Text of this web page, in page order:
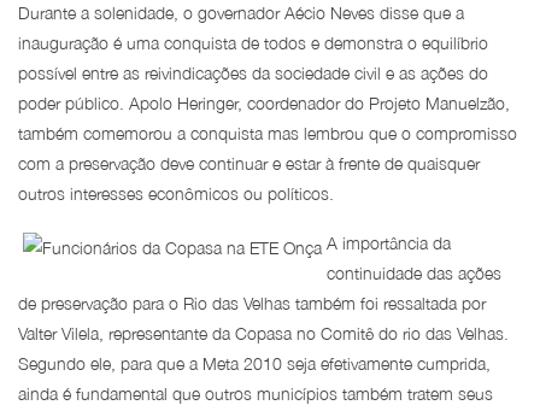
Durante a solenidade, o governador Aécio Neves disse que a
inauguração é uma conquista de todos e demonstra o equilíbrio
possível entre as reivindicações da sociedade civil e as ações do
poder público. Apolo Heringer, coordenador do Projeto Manuelzão,
também comemorou a conquista mas lembrou que o compromisso
com a preservação deve continuar e estar à frente de quaisquer
outros interesses econômicos ou políticos.
A importância da
continuidade das ações
de preservação para o Rio das Velhas também foi ressaltada por
Valter Vilela, representante da Copasa no Comitê do rio das Velhas.
Segundo ele, para que a Meta 2010 seja efetivamente cumprida,
ainda é fundamental que outros municípios também tratem seus